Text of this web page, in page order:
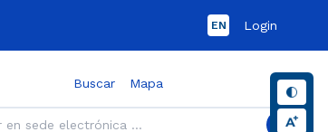
EN Login
Buscar Mapa